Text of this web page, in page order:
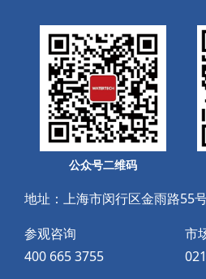
公众号二维码
地址：上海市闵行区金雨路55
参观咨询
400 665 3755
市